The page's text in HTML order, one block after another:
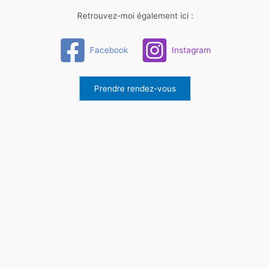
Retrouvez-moi également ici :
Facebook Instagram
Prendre rendez-vous